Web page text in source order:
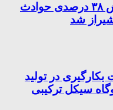
فرهنگ سازی منجر به کاهش ۳۸ درصدی حوادث
شد
در تولید
سیکل ترکیبی